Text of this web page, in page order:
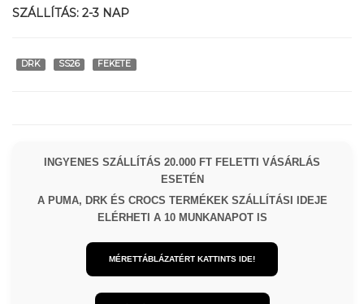
SZÁLLÍTÁS: 2-3 NAP
DRK SS26 FEKETE
INGYENES SZÁLLÍTÁS 20.000 FT FELETTI VÁSÁRLÁS
ESETÉN
A PUMA, DRK ÉS CROCS TERMÉKEK SZÁLLÍTÁSI IDEJE
ELÉRHETI A 10 MUNKANAPOT IS
MÉRETTÁBLÁZATÉRT KATTINTS IDE!